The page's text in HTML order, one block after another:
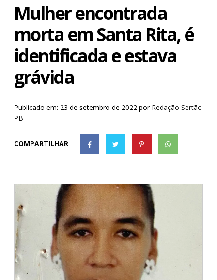
Mulher encontrada
morta em Santa Rita, é
identificada e estava
grávida
Publicado em: 23 de setembro de 2022 por Redação Sertão
PB
COMPARTILHAR